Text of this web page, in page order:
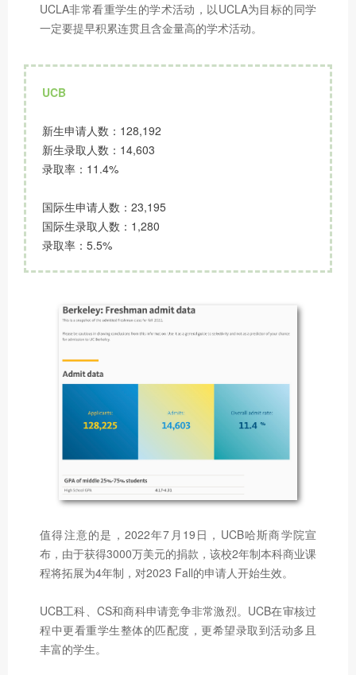
UCLA非常看重学生的学术活动，以UCLA为目标的同学
一定要提早积累连贯且含金量高的学术活动。
UCB
新生申请人数：128,192
新生录取人数：14,603
录取率：11.4%
国际生申请人数：23,195
国际生录取人数：1,280
录取率：5.5%
值得注意的是，2022年7月19日，UCB哈斯商学院宣
布，由于获得3000万美元的捐款，该校2年制本科商业课
程将拓展为4年制，对2023 Fall的申请人开始生效。
UCB工科、CS和商科申请竞争非常激烈。UCB在审核过
程中更看重学生整体的匹配度，更希望录取到活动多且
丰富的学生。